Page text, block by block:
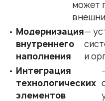
может
Модернизация
внутреннего
наполнения
—
и
Интеграция
технологических
элементов